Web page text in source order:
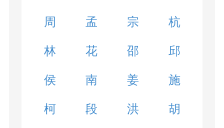
周 孟 宗 杭
林 花 邵 邱
侯 南 姜 施
柯 段 洪 胡